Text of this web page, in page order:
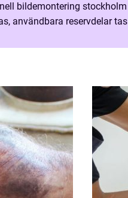
bildemontering
användbara reservdelar